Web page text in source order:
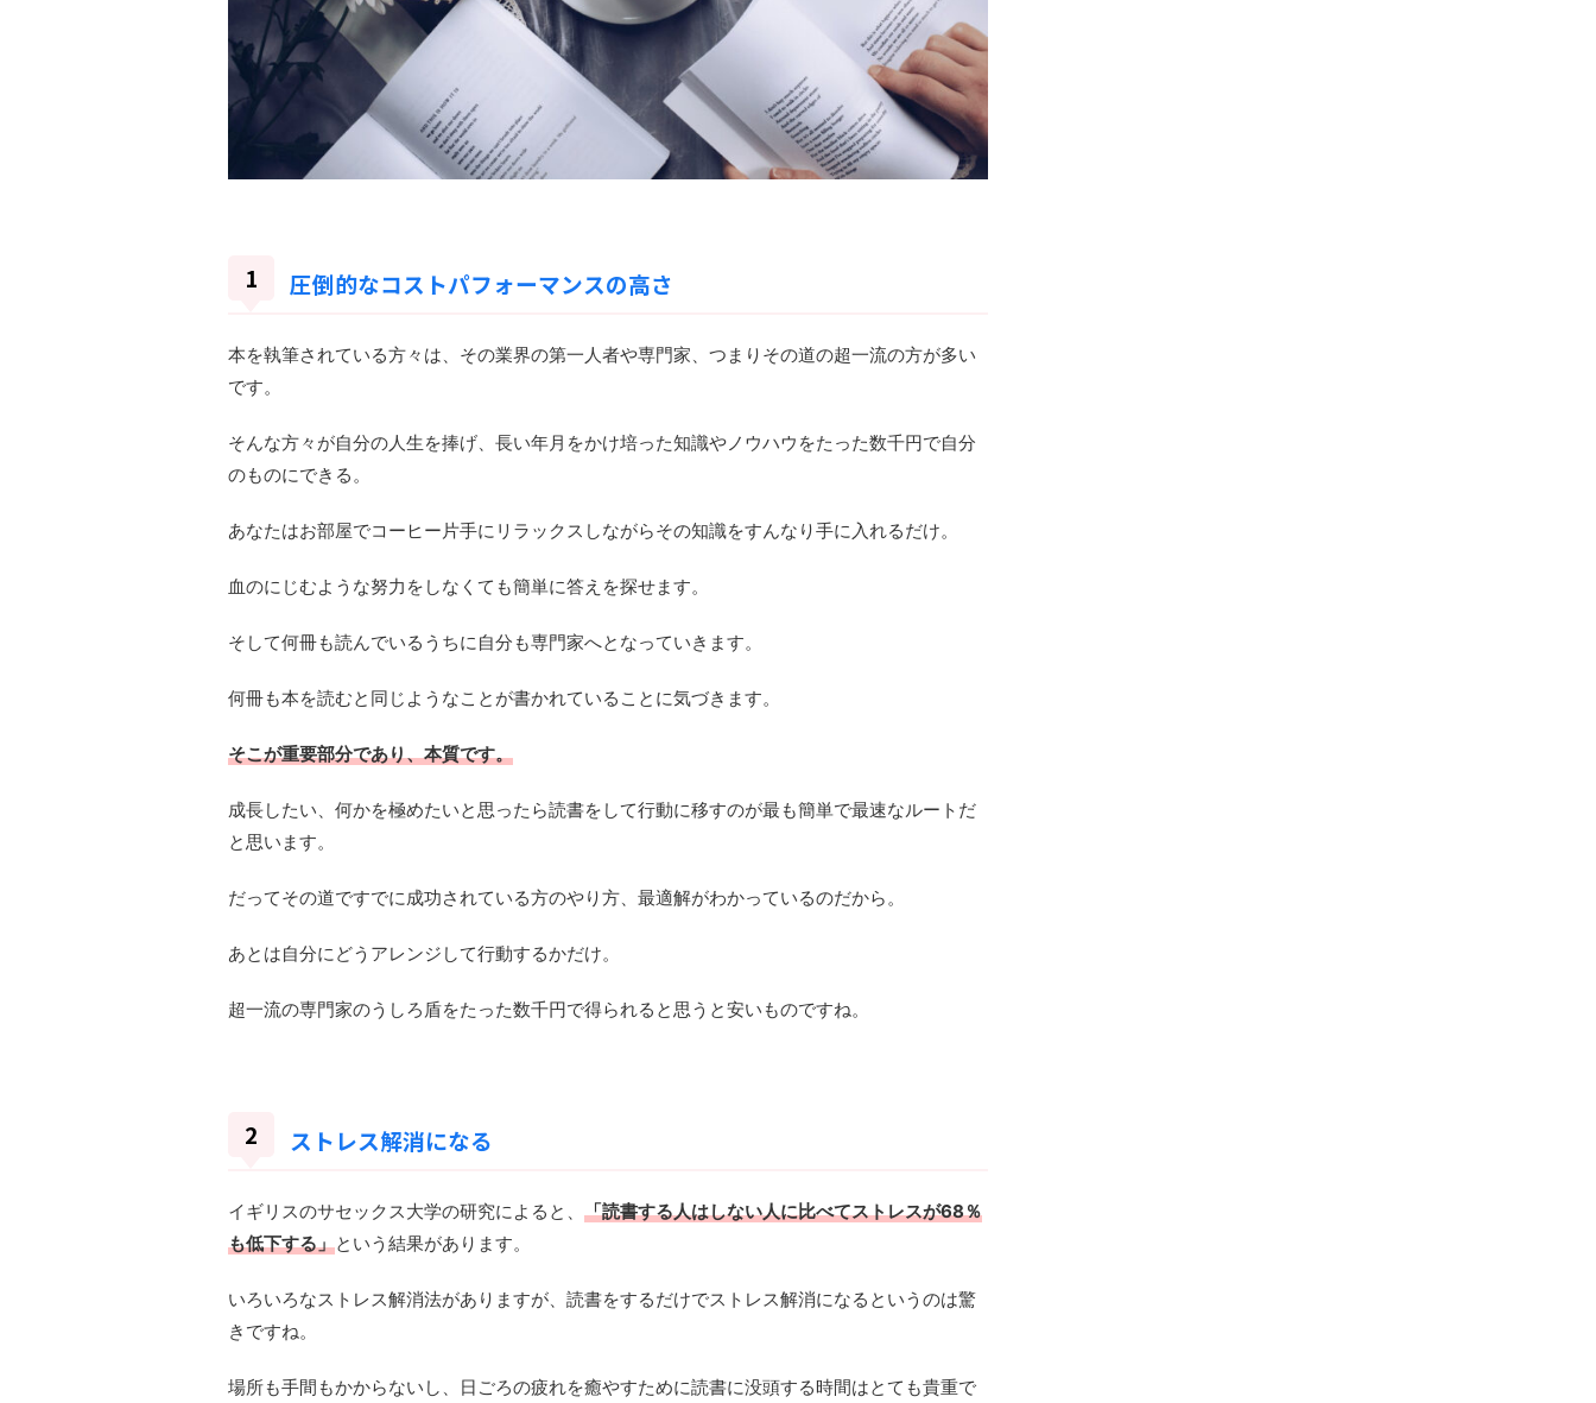
圧倒的なコストパフォーマンスの高さ
本を執筆されている方々は、その業界の第一人者や専門家、つまりその道の超一流の方が多い
です。
そんな方々が自分の人生を捧げ、長い年月をかけ培った知識やノウハウをたった数千円で自分
のものにできる。
あなたはお部屋でコーヒー片手にリラックスしながらその知識をすんなり手に入れるだけ。
血のにじむような努力をしなくても簡単に答えを探せます。
そして何冊も読んでいるうちに自分も専門家へとなっていきます。
何冊も本を読むと同じようなことが書かれていることに気づきます。
そこが重要部分であり、本質です。
成長したい、何かを極めたいと思ったら読書をして行動に移すのが最も簡単で最速なルートだ
と思います。
だってその道ですでに成功されている方のやり方、最適解がわかっているのだから。
あとは自分にどうアレンジして行動するかだけ。
超一流の専門家のうしろ盾をたった数千円で得られると思うと安いものですね。
ストレス解消になる
イギリスのサセックス大学の研究によると、 「読書する人はしない人に比べてストレスが68％
も低下する」という結果があります。
いろいろなストレス解消法がありますが、読書をするだけでストレス解消になるというのは驚
きですね。
場所も手間もかからないし、日ごろの疲れを癒やすために読書に没頭する時間はとても貴重で